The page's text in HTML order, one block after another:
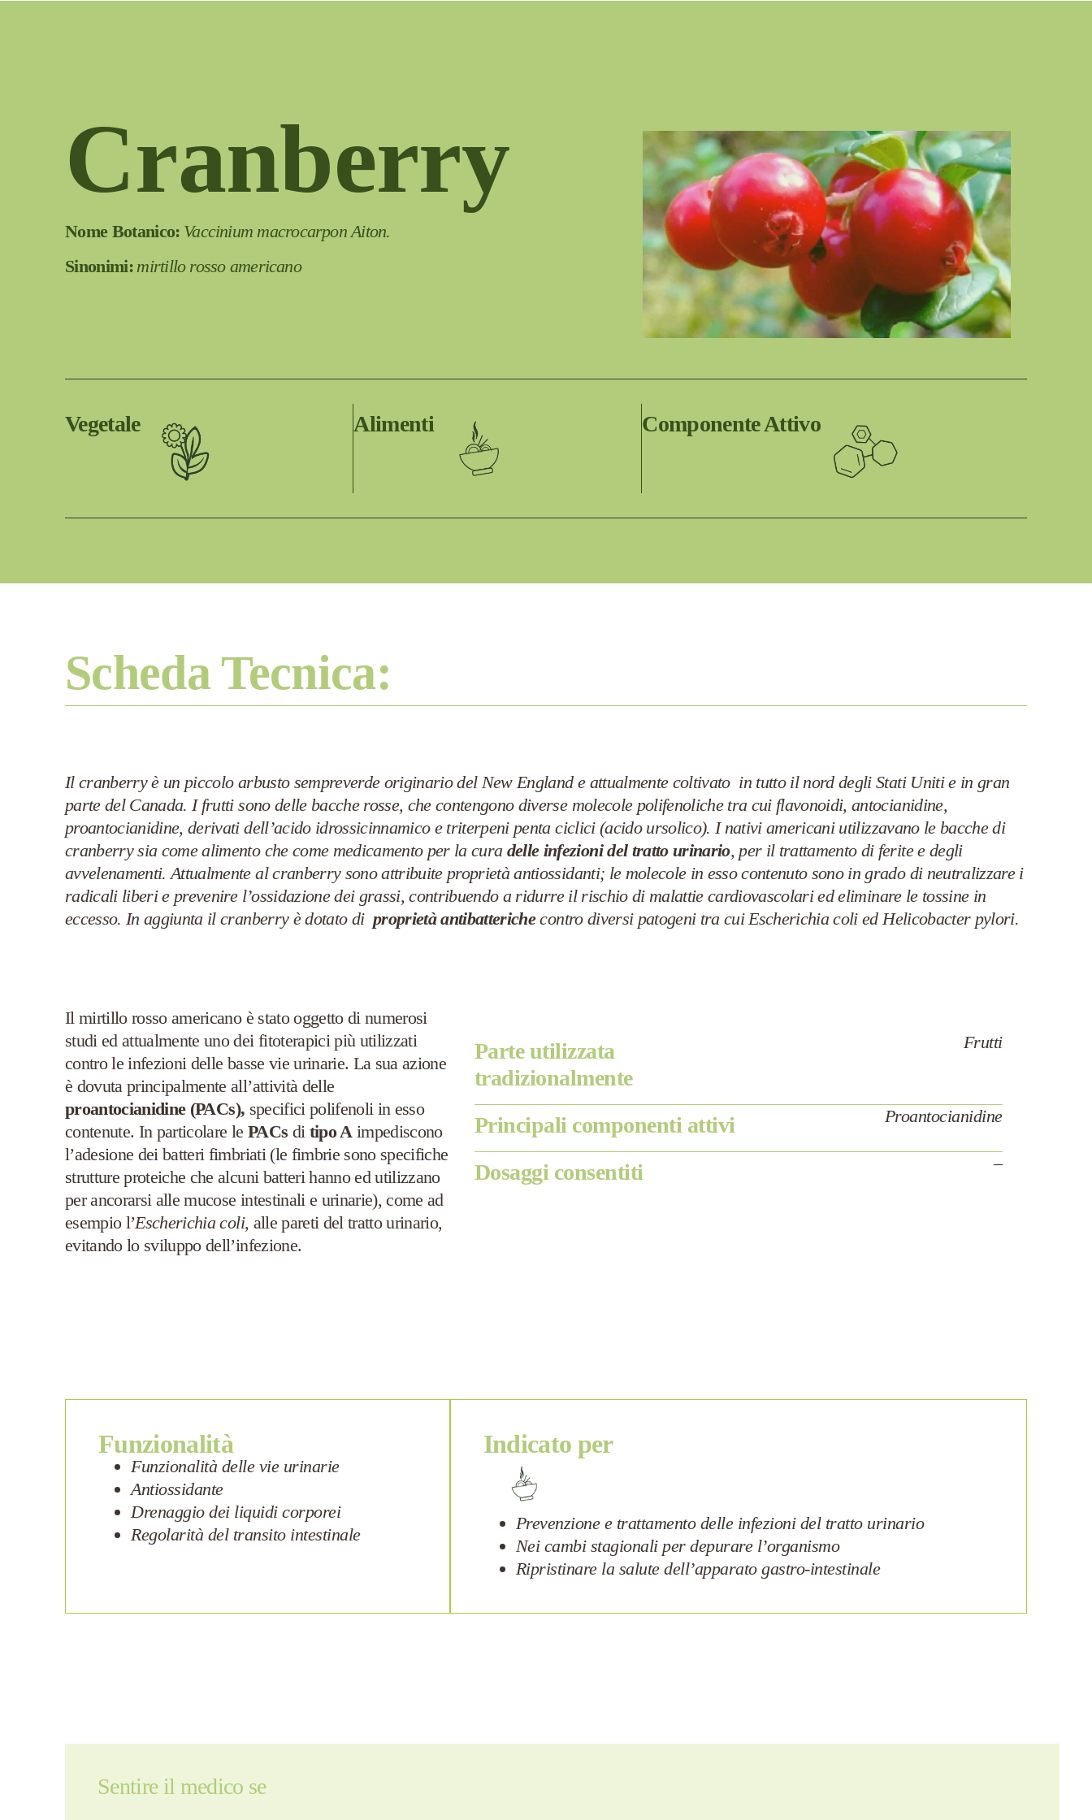
Cranberry
Nome Botanico: Vaccinium macrocarpon Aiton.
Sinonimi: mirtillo rosso americano
Vegetale Alimenti Componente Attivo
Scheda Tecnica:
Il cranberry è un piccolo arbusto sempreverde originario del New England e attualmente coltivato in tutto il nord degli Stati Uniti e in gran
parte del Canada. I frutti sono delle bacche rosse, che contengono diverse molecole polifenoliche tra cui flavonoidi, antocianidine,
proantocianidine, derivati dell’acido idrossicinnamico e triterpeni penta ciclici (acido ursolico). I nativi americani utilizzavano le bacche di
cranberry sia come alimento che come medicamento per la cura delle infezioni del tratto urinario, per il trattamento di ferite e degli
avvelenamenti. Attualmente al cranberry sono attribuite proprietà antiossidanti; le molecole in esso contenuto sono in grado di neutralizzare i
radicali liberi e prevenire l’ossidazione dei grassi, contribuendo a ridurre il rischio di malattie cardiovascolari ed eliminare le tossine in
eccesso. In aggiunta il cranberry è dotato di proprietà antibatterichecontro diversi patogeni tra cui Escherichia coli ed Helicobacter pylori.
Il mirtillo rosso americano è stato oggetto di numerosi
studi ed attualmente uno dei fitoterapici più utilizzati
contro le infezioni delle basse vie urinarie. La sua azione
è dovuta principalmente all’attività delle
proantocianidine(PACs), specifici polifenoli in esso
contenute. In particolare le PACs di tipo Aimpediscono
l’adesione dei batteri fimbriati (le fimbrie sono specifiche
strutture proteiche che alcuni batteri hanno ed utilizzano
per ancorarsi alle mucose intestinali e urinarie), come ad
esempio l’Escherichia coli, alle pareti del tratto urinario,
evitando lo sviluppo dell’infezione.
Parte utilizzata
tradizionalmente
Frutti
Principali componenti attivi Proantocianidine
Dosaggi consentiti –
Funzionalità
Funzionalità delle vie urinarie
Antiossidante
Drenaggio dei liquidi corporei
Regolarità del transito intestinale
Indicato per
Prevenzione e trattamento delle infezioni del tratto urinario
Nei cambi stagionali per depurare l’organismo
Ripristinare la salute dell’apparato gastro-intestinale
Sentire il medico se